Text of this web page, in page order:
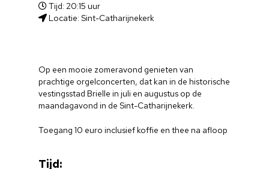
Op een mooie zomeravond genieten van
prachtige orgelconcerten, dat kan in de historische
vestingsstad Brielle in juli en augustus op de
maandagavond in de Sint-Catharijnekerk.
Toegang 10 euro inclusief koffie en thee na afloop
Tijd:
Tijd: 20:15 uur
Locatie: Sint-Catharijnekerk